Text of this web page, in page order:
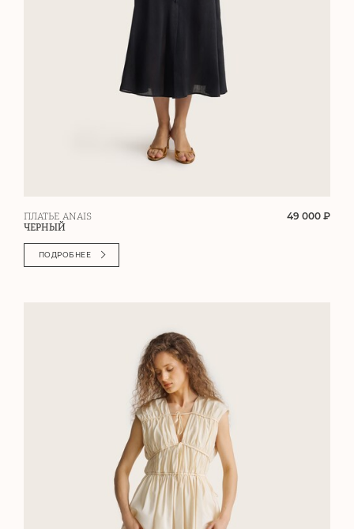
ПЛАТЬЕ ANAIS
ЧЕРНЫЙ
49 000 ₽
ПОДРОБНЕЕ